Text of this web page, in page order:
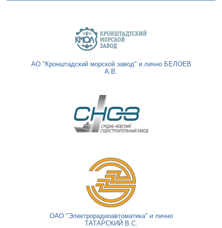
АО "Кронштадский морской завод" и лично БЕЛОЕВ
А.В.
ОАО "Электрорадиоавтоматика" и лично
ТАТАРСКИЙ В.С.